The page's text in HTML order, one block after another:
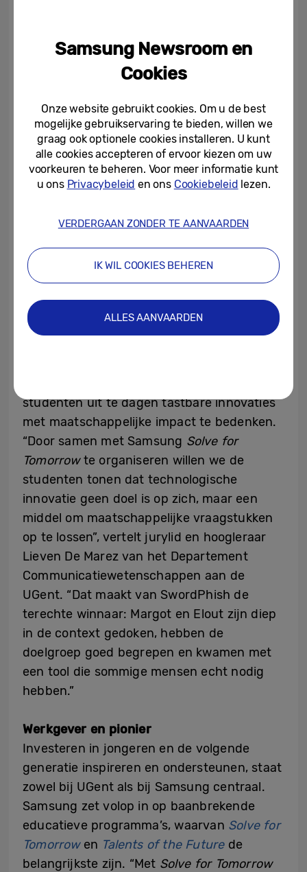
educatieve tool waarbij ze met
voorbeeldmails en praktische oefeningen
ervan te trappen.” Beide studenten gingen
ook meteen op zoek naar mogelijke
partners: Ligo, de federatie van Centra voor
Basiseducatie in Vlaanderen en Brussel,
toonde meteen concrete interesse. “De
blijft ons idee geen theoretisch concept,
maar kunnen we binnenkort mensen écht
vooruithelpen.”
Investeren in jongeren
Dat is ook exact wat Solve for Tomorrow,
studenten uit te dagen tastbare innovaties
met maatschappelijke impact te bedenken.
“Door samen met Samsung Solve for
Tomorrowte organiseren willen we de
studenten tonen dat technologische
innovatie geen doel is op zich, maar een
middel om maatschappelijke vraagstukken
op te lossen”, vertelt jurylid en hoogleraar
Lieven De Marez van het Departement
Communicatiewetenschappen aan de
UGent. “Dat maakt van SwordPhish de
terechte winnaar: Margot en Elout zijn diep
in de context gedoken, hebben de
doelgroep goed begrepen en kwamen met
een tool die sommige mensen echt nodig
hebben.”
Werkgever en pionier
Investeren in jongeren en de volgende
generatie inspireren en ondersteunen, staat
zowel bij UGent als bij Samsung centraal.
Samsung zet volop in op baanbrekende
educatieve programma’s, waarvan Solve for
Tomorrowen Talents of the Futurede
belangrijkste zijn. “Met Solve for Tomorrow
Samsung Newsroom en
Cookies
Onze website gebruikt cookies. Om u de best
mogelijke gebruikservaring te bieden, willen we
graag ook optionele cookies installeren. U kunt
alle cookies accepteren of ervoor kiezen om uw
voorkeuren te beheren. Voor meer informatie kunt
u ons Privacybeleid en ons Cookiebeleid lezen.
VERDERGAAN ZONDER TE AANVAARDEN
IK WIL COOKIES BEHEREN
ALLES AANVAARDEN